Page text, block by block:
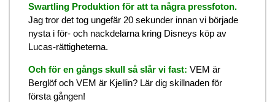
Swartling Produktion för att ta några pressfoton.
Jag tror det tog ungefär 20 sekunder innan vi började
nysta i för- och nackdelarna kring Disneys köp av
Lucas-rättigheterna.
Och för en gångs skull så slår vi fast: VEM är
Berglöf och VEM är Kjellin? Lär dig skillnaden för
första gången!